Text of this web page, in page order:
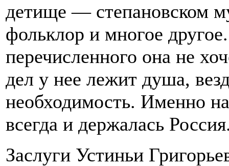
детище — степановском
фольклор и многое
перечисленного она не
дел у нее лежит душа,
необходимость. Именно
всегда и держалась
Заслуги Устиньи